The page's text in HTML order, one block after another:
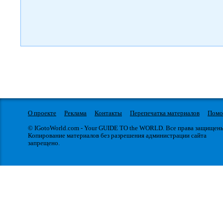
О проекте Реклама Контакты Перепечатка материалов
© IGotoWorld.com - Your GUIDE TO the WORLD. Все права
Копирование материалов без разрешения администрации сайта
запрещено.